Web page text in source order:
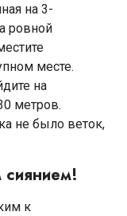
на 3-
ровной
месте.
на
метров.
не было веток,
к